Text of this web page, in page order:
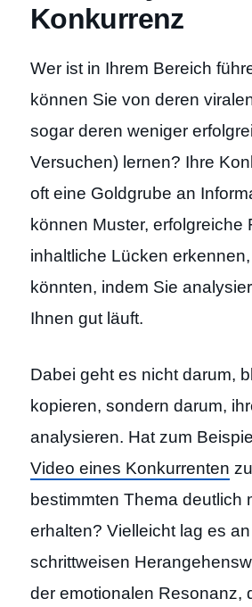
Konkurrenz
Wer ist in Ihrem Bereich
können Sie von deren
sogar deren weniger
Versuchen) lernen? Ihre
oft eine Goldgrube an
können Muster, erfolgreiche
inhaltliche Lücken
könnten, indem Sie
Ihnen gut läuft.
Dabei geht es nicht darum,
kopieren, sondern darum,
analysieren. Hat zum
Video eines Konkurrenten
bestimmten Thema deutlich
erhalten? Vielleicht lag es
schrittweisen
der emotionalen Resonanz,